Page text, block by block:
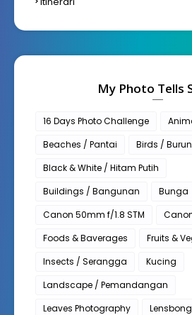
My Photo Tells
16 Days Photo Challenge
Beaches / Pantai
Birds /
Black & White / Hitam Putih
Buildings / Bangunan
Bunga
Canon 50mm f/1.8 STM
Foods & Baverages
Fruits &
Insects / Serangga
Kucing
Landscape / Pemandangan
Leaves Photography